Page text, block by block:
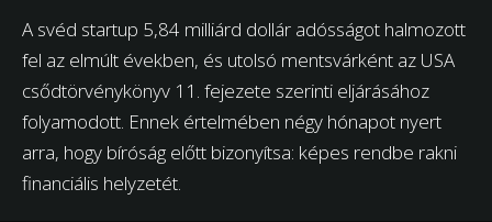
A svéd startup 5,84 milliárd dollár adósságot halmozott
fel az elmúlt években, és utolsó mentsvárként az USA
csődtörvénykönyv 11. fejezete szerinti eljárásához
folyamodott. Ennek értelmében négy hónapot nyert
arra, hogy bíróság előtt bizonyítsa: képes rendbe rakni
financiális helyzetét.